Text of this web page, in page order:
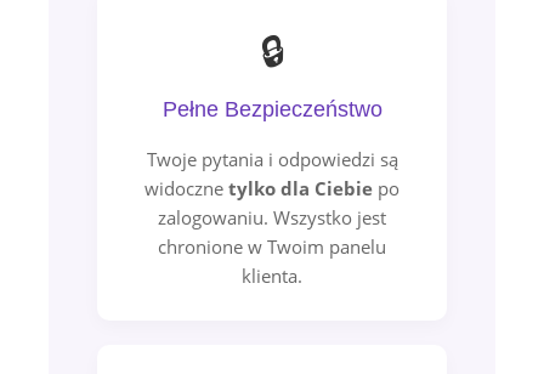
🔒
Pełne Bezpieczeństwo
Twoje pytania i odpowiedzi są
widoczne tylko dla Ciebie po
zalogowaniu. Wszystko jest
chronione w Twoim panelu
klienta.